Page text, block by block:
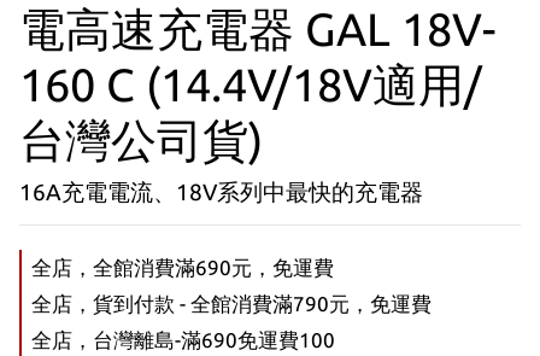
電高速充電器 GAL 18V-
160 C (14.4V/18V適用/
台灣公司貨)
16A充電電流、18V系列中最快的充電器
全店，全館消費滿690元，免運費
全店，貨到付款 - 全館消費滿790元，免運費
全店，台灣離島-滿690免運費100